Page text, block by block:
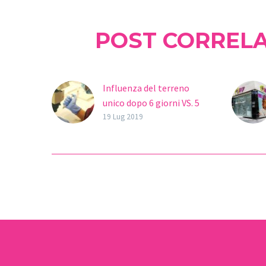
POST
Influenza del terreno
unico dopo 6 giorni VS. 5
giorni di coltura nelle
miglioramento dei tassi
19 Lug 2019